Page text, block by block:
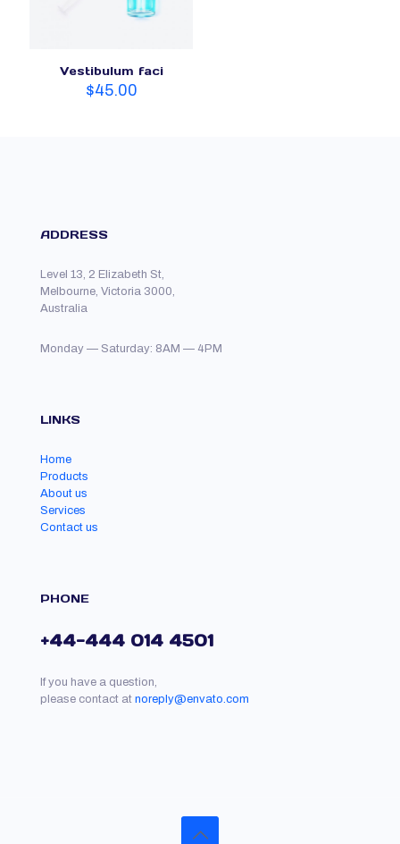
Vestibulum faci
$45.00
ADDRESS
Level 13, 2 Elizabeth St,
Melbourne, Victoria 3000,
Australia
Monday — Saturday: 8AM — 4PM
LINKS
Home
Products
About us
Services
Contact us
PHONE
+44-444 014 4501
If you have a question,
please contact at noreply@envato.com